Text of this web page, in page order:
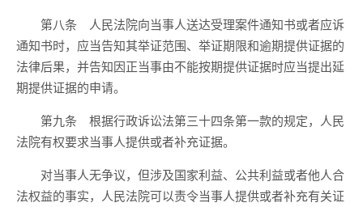
第八条 人民法院向当事人送达受理案件通知书或者应诉
通知书时，应当告知其举证范围、举证期限和逾期提供证据的
法律后果，并告知因正当事由不能按期提供证据时应当提出延
期提供证据的申请。
第九条 根据行政诉讼法第三十四条第一款的规定，人民
法院有权要求当事人提供或者补充证据。
对当事人无争议，但涉及国家利益、公共利益或者他人合
法权益的事实，人民法院可以责令当事人提供或者补充有关证